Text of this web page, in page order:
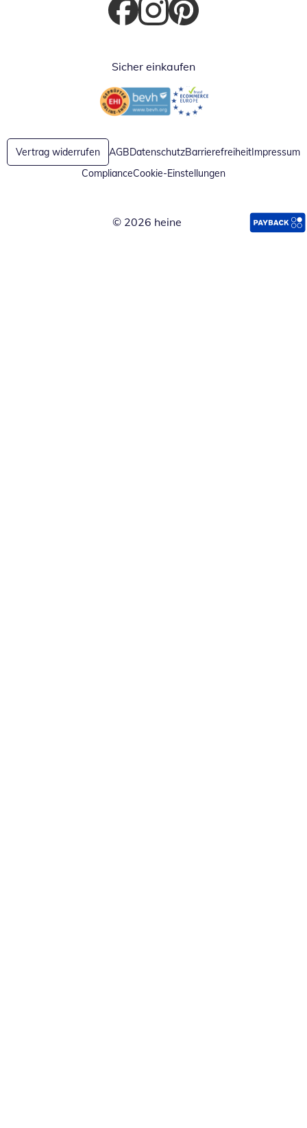
Öffnet in neuem Fenster
Öffnet in neuem Fenster
Öffnet in neuem Fenster
Sicher einkaufen
Öffnet in neuem FensterÖffnet in neuem Fenster
Vertrag widerrufen AGBDatenschutzBarrierefreiheitImpressum
ComplianceCookie-Einstellungen
© 2026 heine